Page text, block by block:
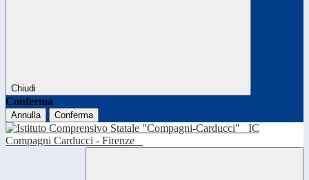
Chiudi
Conferma
Annulla Conferma
IC
Compagni Carducci - Firenze